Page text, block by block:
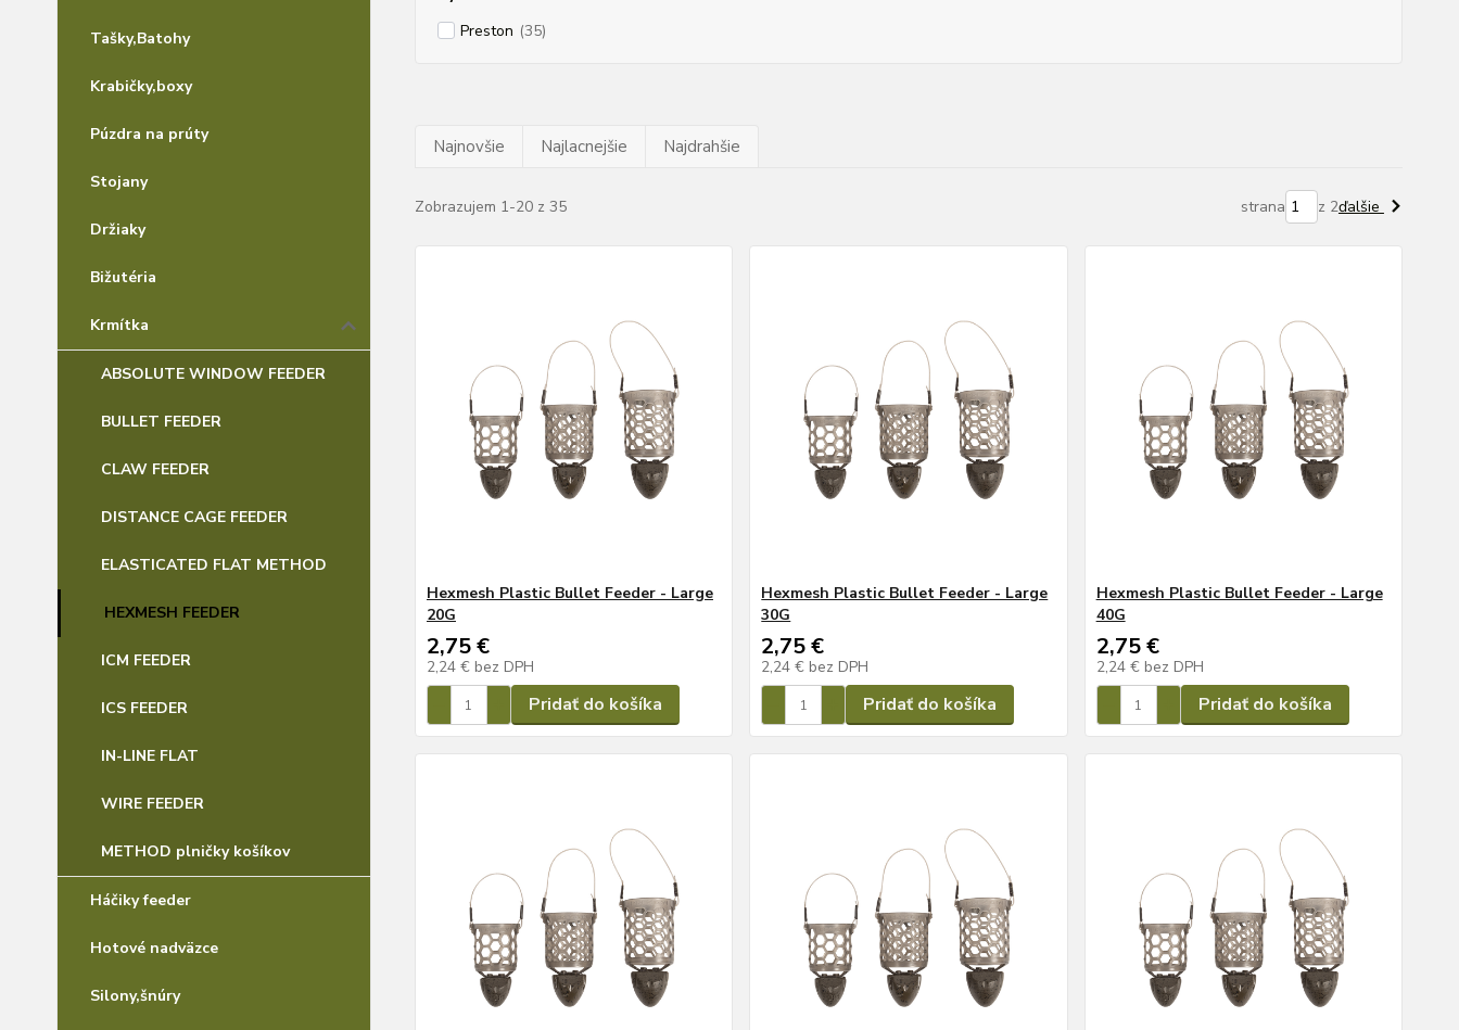
Tašky,Batohy
Krabičky,boxy
Púzdra na prúty
Stojany
Držiaky
Bižutéria
Krmítka
ABSOLUTE WINDOW FEEDER
BULLET FEEDER
CLAW FEEDER
DISTANCE CAGE FEEDER
ELASTICATED FLAT METHOD
HEXMESH FEEDER
ICM FEEDER
ICS FEEDER
IN-LINE FLAT
WIRE FEEDER
METHOD plničky košíkov
Háčiky feeder
Hotové nadväzce
Silony,šnúry
Preston (35)
Najnovšie Najlacnejšie Najdrahšie
Zobrazujem 1-20 z 35 strana z 2ďalšie
Hexmesh Plastic Bullet Feeder - Large
20G
2,75 €
2,24 € bez DPH
Pridať do košíka
Hexmesh Plastic Bullet Feeder - Large
30G
2,75 €
2,24 € bez DPH
Pridať do košíka
Hexmesh Plastic Bullet Feeder - Large
40G
2,75 €
2,24 € bez DPH
Pridať do košíka